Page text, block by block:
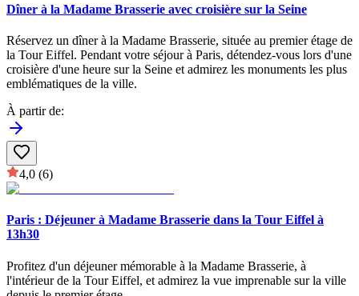
Dîner à la Madame Brasserie avec croisière sur la Seine
Réservez un dîner à la Madame Brasserie, située au premier étage de
la Tour Eiffel. Pendant votre séjour à Paris, détendez-vous lors d'une
croisière d'une heure sur la Seine et admirez les monuments les plus
emblématiques de la ville.
À partir de:
4,0 (6)
Paris : Déjeuner à Madame Brasserie dans la Tour Eiffel à
13h30
Profitez d'un déjeuner mémorable à la Madame Brasserie, à
l'intérieur de la Tour Eiffel, et admirez la vue imprenable sur la ville